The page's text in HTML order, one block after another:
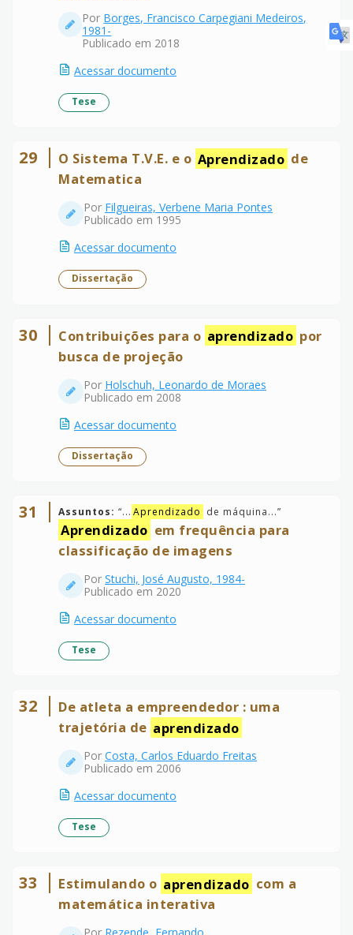
Por Borges, Francisco Carpegiani Medeiros,
1981-
Publicado em 2018
Acessar documento
Tese
29 O Sistema T.V.E. e o Aprendizado de
Matematica
Por Filgueiras, Verbene Maria Pontes
Publicado em 1995
Acessar documento
Dissertação
30 Contribuições para o aprendizado por
busca de projeção
Por Holschuh, Leonardo de Moraes
Publicado em 2008
Acessar documento
Dissertação
31 Assuntos: “... Aprendizado de máquina...”
Aprendizado em frequência para
classificação de imagens
Por Stuchi, José Augusto, 1984-
Publicado em 2020
Acessar documento
Tese
32
De atleta a empreendedor : uma
trajetória de aprendizado
Por Costa, Carlos Eduardo Freitas
Publicado em 2006
Acessar documento
Tese
33 Estimulando o aprendizado com a
matemática interativa